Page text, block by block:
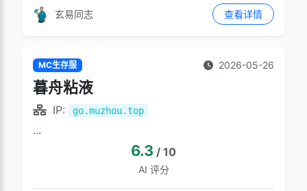
玄易同志 查看详情
MC生存服 2026-05-26
暮舟粘液
IP: go.muzhou.top
...
6.3 / 10
AI 评分